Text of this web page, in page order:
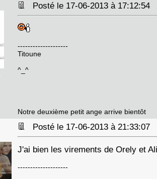
Posté le 17-06-2013 à 17:12:54
--------------------
Titoune
^_^
Notre deuxième petit ange arrive bientôt
Posté le 17-06-2013 à 21:33:07
J'ai bien les virements de Orely et
--------------------